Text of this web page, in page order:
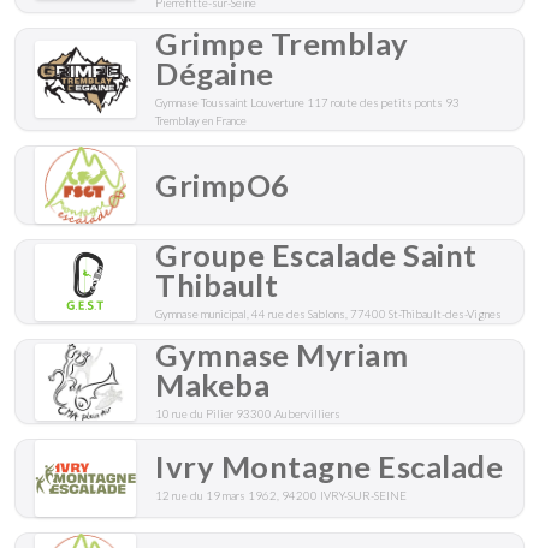
Pierrefitte-sur-Seine
Grimpe Tremblay
Dégaine
Gymnase Toussaint Louverture 117 route des petits ponts 93
Tremblay en France
GrimpO6
Groupe Escalade Saint
Thibault
Gymnase municipal, 44 rue des Sablons, 77400 St-Thibault-des-Vignes
Gymnase Myriam
Makeba
10 rue du Pilier 93300 Aubervilliers
Ivry Montagne Escalade
12 rue du 19 mars 1962, 94200 IVRY-SUR-SEINE